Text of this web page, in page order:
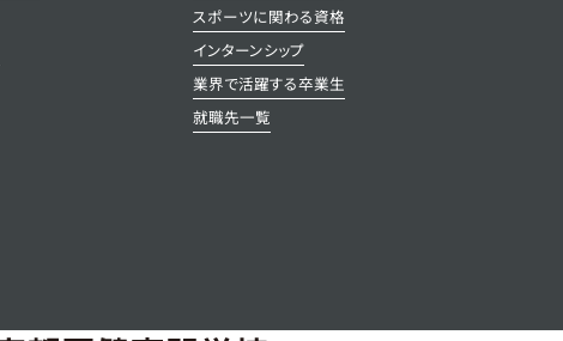
スポーツに関わる資格
インターンシップ
業界で活躍する卒業生
就職先一覧